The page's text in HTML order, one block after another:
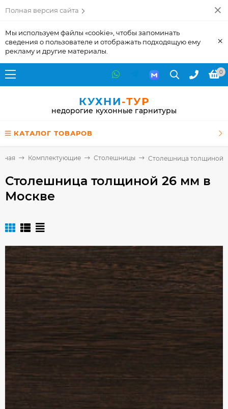
Полная версия сайта
Мы используем файлы «cookie», чтобы запоминать
сведения о пользователе и отображать подходящую ему
рекламу и другие материалы.
×
0
КУХНИ-ТУР
недорогие кухонные гарнитуры
КАТАЛОГ ТОВАРОВ
Комплектующие Столешницы Столешница толщиной
Столешница толщиной 26 мм в
Москве